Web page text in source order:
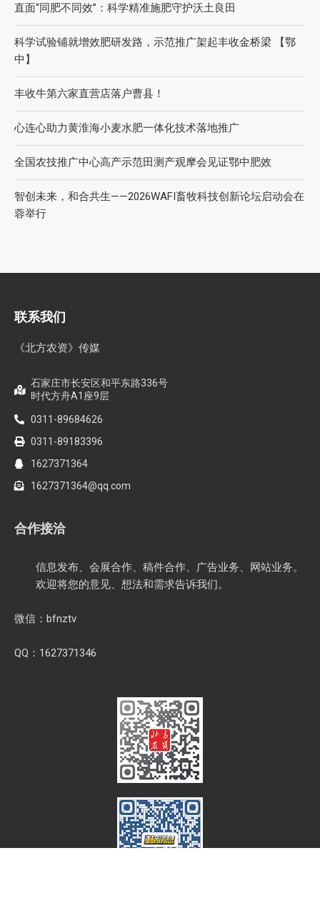
直面“同肥不同效”：科学精准施肥守护沃土良田
科学试验铺就增效肥研发路，示范推广架起丰收金桥梁 【鄂
中】
丰收牛第六家直营店落户曹县！
心连心助力黄淮海小麦水肥一体化技术落地推广
全国农技推广中心高产示范田测产观摩会见证鄂中肥效
智创未来，和合共生——2026WAFI畜牧科技创新论坛启动会在
蓉举行
联系我们
《北方农资》传媒
石家庄市长安区和平东路336号
时代方舟A1座9层
0311-89684626
0311-89183396
1627371364
1627371364@qq.com
合作接洽
信息发布、会展合作、稿件合作、广告业务、网站业务。
欢迎将您的意见、想法和需求告诉我们。
微信：bfnztv
QQ：1627371346